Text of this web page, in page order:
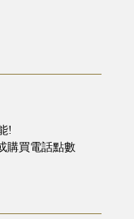
!
購買電話點數